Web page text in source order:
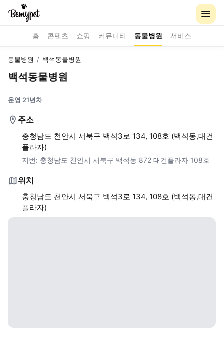
홈 콘텐츠 쇼핑 커뮤니티 동물병원 서비스
동물병원 / 백석동물병원
백석동물병원
운영 21년차
주소
충청남도 천안시 서북구 백석3로 134, 108호 (백석동,대건
플라자)
지번: 충청남도 천안시 서북구 백석동 872 대건플라자 108호
위치
충청남도 천안시 서북구 백석3로 134, 108호 (백석동,대건
플라자)